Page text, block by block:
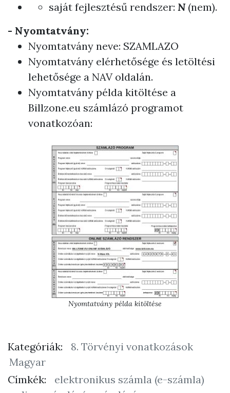
saját fejlesztésű rendszer: N(nem).
- Nyomtatvány:
Nyomtatvány neve: SZAMLAZO
Nyomtatvány elérhetősége és letöltési
lehetősége a NAV oldalán.
Nyomtatvány példa kitöltése a
Billzone.eu számlázó programot
vonatkozóan:
Nyomtatvány példa kitöltése
Kategóriák:
8. Törvényi vonatkozások
Magyar
Címkék:
elektronikus számla (e-számla)